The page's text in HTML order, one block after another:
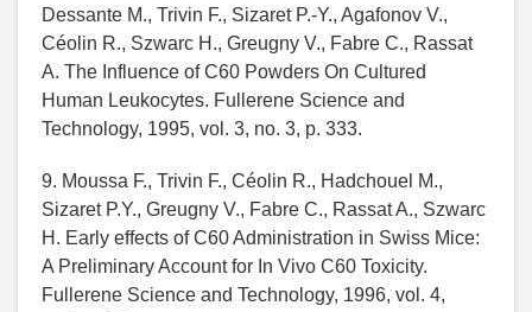
Dessante M., Trivin F., Sizaret P.-Y., Agafonov V.,
Céolin R., Szwarc H., Greugny V., Fabre C., Rassat
A. The Influence of C60 Powders On Cultured
Human Leukocytes. Fullerene Science and
Technology, 1995, vol. 3, no. 3, p. 333.
9. Moussa F., Trivin F., Céolin R., Hadchouel M.,
Sizaret P.Y., Greugny V., Fabre C., Rassat A., Szwarc
H. Early effects of C60 Administration in Swiss Mice:
A Preliminary Account for In Vivo C60 Toxicity.
Fullerene Science and Technology, 1996, vol. 4,